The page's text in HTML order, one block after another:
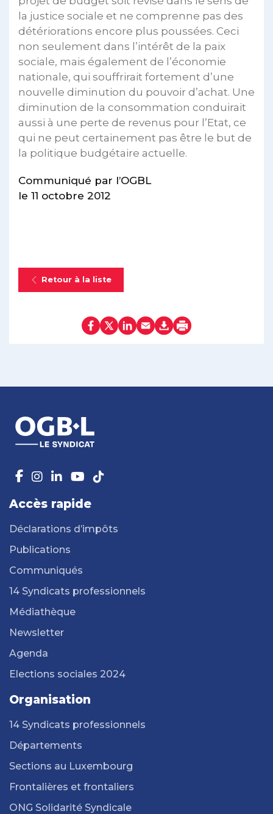
la justice sociale et ne comprenne pas des
détériorations encore plus poussées. Ceci
non seulement dans l’intérêt de la paix
sociale, mais également de l’économie
nationale, qui souffrirait fortement d’une
nouvelle diminution du pouvoir d’achat. Une
diminution de la consommation conduirait
aussi à une perte de revenus pour l’Etat, ce
qui ne peut certainement pas être le but de
la politique budgétaire actuelle.
Communiqué par l’OGBL
le 11 octobre 2012
Retour à la liste
Accès rapide
Déclarations d’impôts
Publications
Communiqués
14 Syndicats professionnels
Médiathèque
Newsletter
Agenda
Elections sociales 2024
Organisation
14 Syndicats professionnels
Départements
Sections au Luxembourg
Frontalières et frontaliers
ONG Solidarité Syndicale